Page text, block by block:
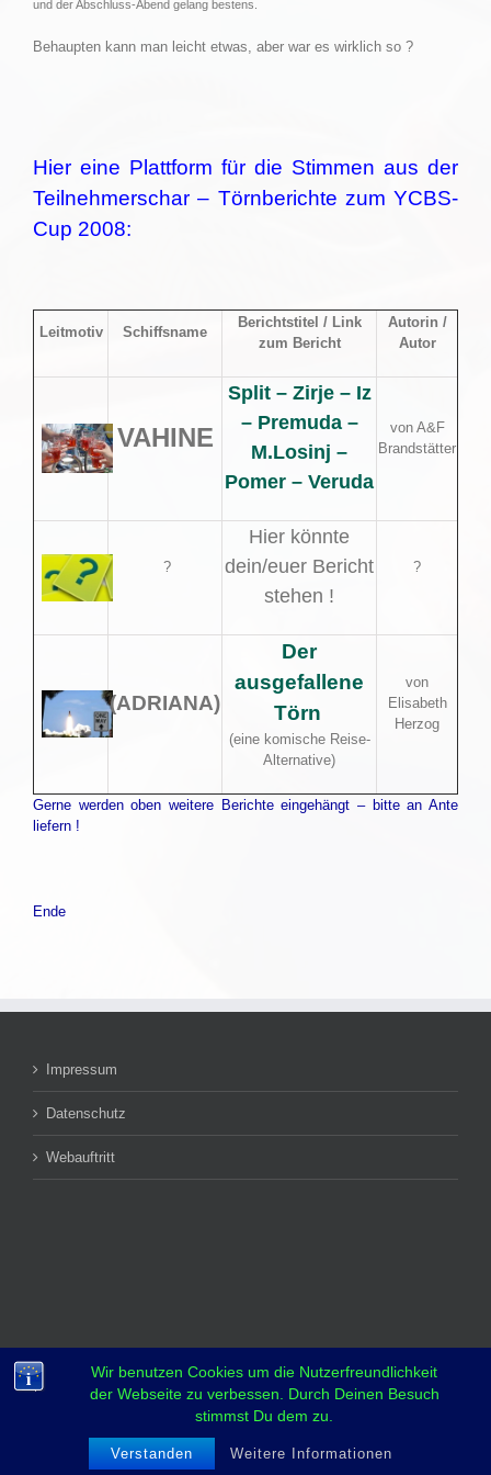
Wir benutzen Cookies um die Nutzerfreundlichkeit
der Webseite zu verbessen. Durch Deinen Besuch
stimmst Du dem zu.
Verstanden Weitere Informationen
und der Abschluss-Abend gelang bestens.
Behaupten kann man leicht etwas, aber war es wirklich so ?
Hier eine Plattform für die Stimmen aus der
Teilnehmerschar – Törnberichte zum YCBS-
Cup 2008:
Leitmotiv Schiffsname
Berichtstitel / Link
zum Bericht
Autorin /
Autor
VAHINE
Split – Zirje – Iz
– Premuda –
M.Losinj –
Pomer – Veruda
von A&F
Brandstätter
?
Hier könnte
dein/euer Bericht
stehen !
?
(ADRIANA)
Der
ausgefallene
Törn
(eine komische Reise-
Alternative)
von
Elisabeth
Herzog
Gerne werden oben weitere Berichte eingehängt – bitte an Ante
liefern !
Ende
Impressum
Datenschutz
Webauftritt
Copyright 2018 YCBS | All Rights Reserved